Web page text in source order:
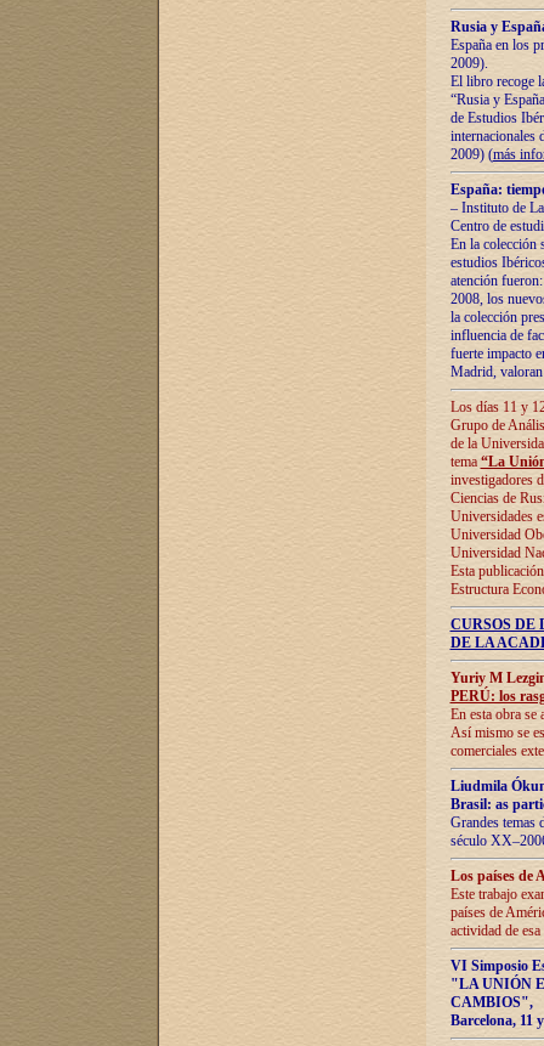
Rusia y
España en los
2009).
El libro recoge
“Rusia y
de Estudios
internacionales
2009) (más
España:
– Instituto de
Centro de
En la colección
estudios
atención
2008, los
la colección
influencia de
fuerte impacto
Madrid,
Los días 11 y
Grupo de
de la
tema “La
investigadores
Ciencias de
Universidades
Universidad
Universidad
Esta
Estructura
CURSOS
DE LA
Yuriy M
PERÚ: los
En esta obra se
Así mismo se
comerciales
Liudmila
Brasil: as
Grandes temas
século
Los países de
Este trabajo
países de
actividad de
VI Simposio
"LA UNIÓN
CAMBIOS",
Barcelona, 11